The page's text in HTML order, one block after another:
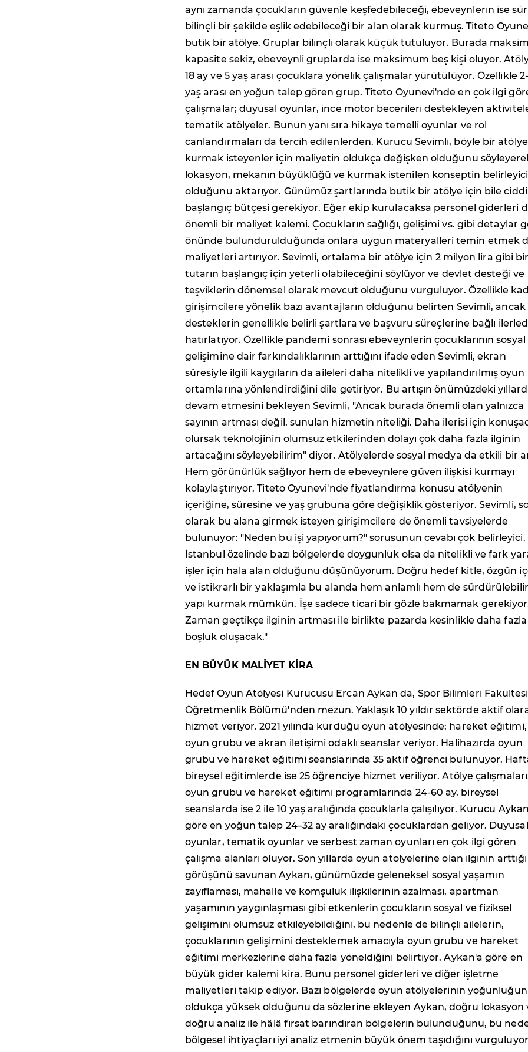
aynı zamanda çocukların güvenle keşfedebileceği, ebeveynlerin ise
bilinçli bir şekilde eşlik edebileceği bir alan olarak kurmuş. Titeto
butik bir atölye. Gruplar bilinçli olarak küçük tutuluyor. Burada
kapasite sekiz, ebeveynli gruplarda ise maksimum beş kişi oluyor.
18 ay ve 5 yaş arası çocuklara yönelik çalışmalar yürütülüyor. Özellikle
yaş arası en yoğun talep gören grup. Titeto Oyunevi'nde en çok ilgi
çalışmalar; duyusal oyunlar, ince motor becerileri destekleyen
tematik atölyeler. Bunun yanı sıra hikaye temelli oyunlar ve rol
canlandırmaları da tercih edilenlerden. Kurucu Sevimli, böyle bir atölye
kurmak isteyenler için maliyetin oldukça değişken olduğunu
lokasyon, mekanın büyüklüğü ve kurmak istenilen konseptin belirleyici
olduğunu aktarıyor. Günümüz şartlarında butik bir atölye için bile
başlangıç bütçesi gerekiyor. Eğer ekip kurulacaksa personel giderleri
önemli bir maliyet kalemi. Çocukların sağlığı, gelişimi vs. gibi detaylar
önünde bulundurulduğunda onlara uygun materyalleri temin etmek
maliyetleri artırıyor. Sevimli, ortalama bir atölye için 2 milyon lira gibi bir
tutarın başlangıç için yeterli olabileceğini söylüyor ve devlet desteği ve
teşviklerin dönemsel olarak mevcut olduğunu vurguluyor. Özellikle
girişimcilere yönelik bazı avantajların olduğunu belirten Sevimli, ancak
desteklerin genellikle belirli şartlara ve başvuru süreçlerine bağlı
hatırlatıyor. Özellikle pandemi sonrası ebeveynlerin çocuklarının sosyal
gelişimine dair farkındalıklarının arttığını ifade eden Sevimli, ekran
süresiyle ilgili kaygıların da aileleri daha nitelikli ve yapılandırılmış oyun
ortamlarına yönlendirdiğini dile getiriyor. Bu artışın önümüzdeki
devam etmesini bekleyen Sevimli, "Ancak burada önemli olan yalnızca
sayının artması değil, sunulan hizmetin niteliği. Daha ilerisi için
olursak teknolojinin olumsuz etkilerinden dolayı çok daha fazla ilginin
artacağını söyleyebilirim" diyor. Atölyelerde sosyal medya da etkili bir
Hem görünürlük sağlıyor hem de ebeveynlere güven ilişkisi kurmayı
kolaylaştırıyor. Titeto Oyunevi'nde fiyatlandırma konusu atölyenin
içeriğine, süresine ve yaş grubuna göre değişiklik gösteriyor. Sevimli,
olarak bu alana girmek isteyen girişimcilere de önemli tavsiyelerde
bulunuyor: "Neden bu işi yapıyorum?" sorusunun cevabı çok belirleyici.
İstanbul özelinde bazı bölgelerde doygunluk olsa da nitelikli ve fark
işler için hala alan olduğunu düşünüyorum. Doğru hedef kitle, özgün
ve istikrarlı bir yaklaşımla bu alanda hem anlamlı hem de
yapı kurmak mümkün. İşe sadece ticari bir gözle bakmamak
Zaman geçtikçe ilginin artması ile birlikte pazarda kesinlikle daha fazla
boşluk oluşacak."
EN BÜYÜK MALİYET KİRA
Hedef Oyun Atölyesi Kurucusu Ercan Aykan da, Spor Bilimleri Fakültesi
Öğretmenlik Bölümü'nden mezun. Yaklaşık 10 yıldır sektörde aktif
hizmet veriyor. 2021 yılında kurduğu oyun atölyesinde; hareket eğitimi,
oyun grubu ve akran iletişimi odaklı seanslar veriyor. Halihazırda oyun
grubu ve hareket eğitimi seanslarında 35 aktif öğrenci bulunuyor.
bireysel eğitimlerde ise 25 öğrenciye hizmet veriliyor. Atölye
oyun grubu ve hareket eğitimi programlarında 24-60 ay, bireysel
seanslarda ise 2 ile 10 yaş aralığında çocuklarla çalışılıyor. Kurucu
göre en yoğun talep 24–32 ay aralığındaki çocuklardan geliyor. Duyusal
oyunlar, tematik oyunlar ve serbest zaman oyunları en çok ilgi gören
çalışma alanları oluyor. Son yıllarda oyun atölyelerine olan ilginin arttığı
görüşünü savunan Aykan, günümüzde geleneksel sosyal yaşamın
zayıflaması, mahalle ve komşuluk ilişkilerinin azalması, apartman
yaşamının yaygınlaşması gibi etkenlerin çocukların sosyal ve fiziksel
gelişimini olumsuz etkileyebildiğini, bu nedenle de bilinçli ailelerin,
çocuklarının gelişimini desteklemek amacıyla oyun grubu ve hareket
eğitimi merkezlerine daha fazla yöneldiğini belirtiyor. Aykan'a göre en
büyük gider kalemi kira. Bunu personel giderleri ve diğer işletme
maliyetleri takip ediyor. Bazı bölgelerde oyun atölyelerinin
oldukça yüksek olduğunu da sözlerine ekleyen Aykan, doğru lokasyon
doğru analiz ile hâlâ fırsat barındıran bölgelerin bulunduğunu, bu
bölgesel ihtiyaçları iyi analiz etmenin büyük önem taşıdığını